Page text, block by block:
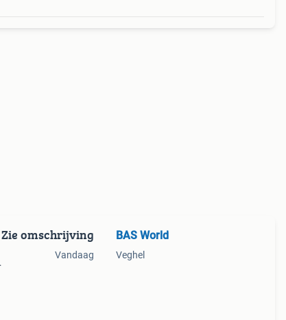
Zie omschrijving
Vandaag
BAS World
Veghel